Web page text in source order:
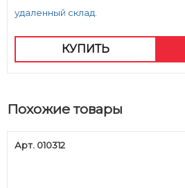
удаленный склад.
КУПИТЬ
Похожие товары
Арт. 010312